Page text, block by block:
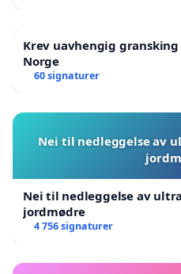
Krev uavhengig
Norge
60 signaturer
Nei til nedleggelse av
Nei til nedleggelse av
jordmødre
4 756 signaturer